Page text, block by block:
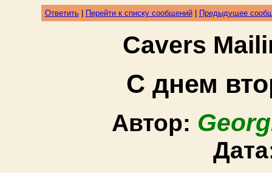
Ответить| Перейти к списку сообщений| Предыдущее
Cavers
С днем
Автор: